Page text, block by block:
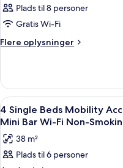
Plads til 8 personer
Gratis Wi-Fi
Flere oplysninger
Flere
Indlæs
alle
billeder
af
4
4
4 Single Beds Mobility
Mini Bar Wi-Fi Non-
38 m²
Plads til 6 personer